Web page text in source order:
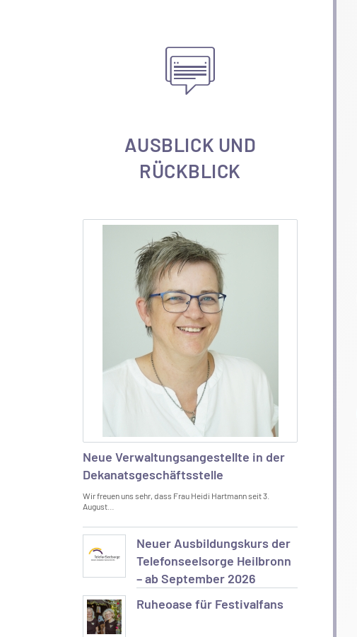
AUSBLICK UND
RÜCKBLICK
Neue Verwaltungsangestellte in der
Dekanatsgeschäftsstelle
Wir freuen uns sehr, dass Frau Heidi Hartmann seit 3.
August…
Neuer Ausbildungskurs der
Telefonseelsorge Heilbronn
– ab September 2026
Ruheoase für Festivalfans